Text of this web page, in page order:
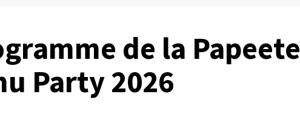
de la Papeete
Party 2026